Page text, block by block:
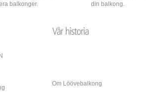
balkonger.
din balkong.
Om Löövebalkong